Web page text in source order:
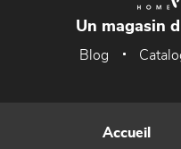
Un magasin
Blog
Accueil